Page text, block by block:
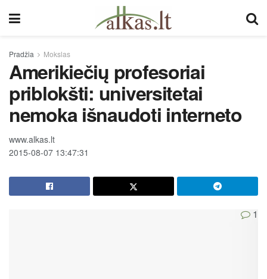
Pradžia Mokslas
Amerikiečių profesoriai
priblokšti: universitetai
nemoka išnaudoti interneto
www.alkas.lt
2015-08-07 13:47:31
1